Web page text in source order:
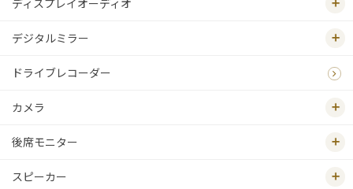
ディスプレイオーディオ
デジタルミラー
ドライブレコーダー
カメラ
後席モニター
スピーカー